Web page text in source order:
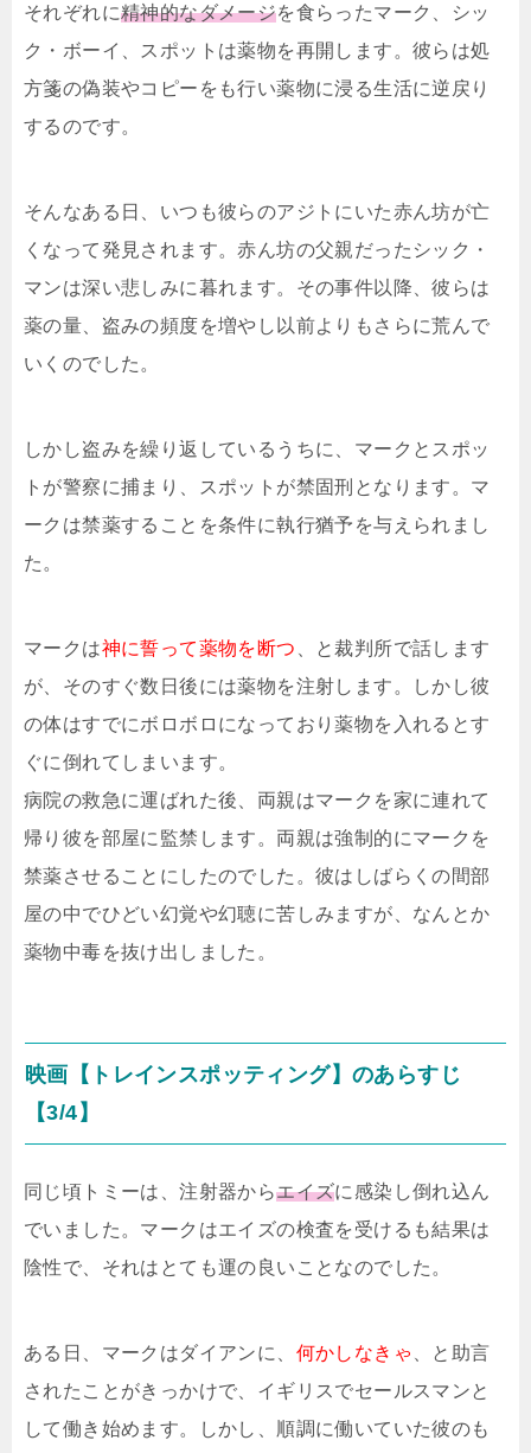
それぞれに精神的なダメージを食らったマーク、シッ
ク・ボーイ、スポットは薬物を再開します。彼らは処
方箋の偽装やコピーをも行い薬物に浸る生活に逆戻り
するのです。
そんなある日、いつも彼らのアジトにいた赤ん坊が亡
くなって発見されます。赤ん坊の父親だったシック・
マンは深い悲しみに暮れます。その事件以降、彼らは
薬の量、盗みの頻度を増やし以前よりもさらに荒んで
いくのでした。
しかし盗みを繰り返しているうちに、マークとスポッ
トが警察に捕まり、スポットが禁固刑となります。マ
ークは禁薬することを条件に執行猶予を与えられまし
た。
マークは神に誓って薬物を断つ 、と裁判所で話します
が、そのすぐ数日後には薬物を注射します。しかし彼
の体はすでにボロボロになっており薬物を入れるとす
ぐに倒れてしまいます。
病院の救急に運ばれた後、両親はマークを家に連れて
帰り彼を部屋に監禁します。両親は強制的にマークを
禁薬させることにしたのでした。彼はしばらくの間部
屋の中でひどい幻覚や幻聴に苦しみますが、なんとか
薬物中毒を抜け出しました。
映画【トレインスポッティング】のあらすじ
【3/4】
同じ頃トミーは、注射器からエイズに感染し倒れ込ん
でいました。マークはエイズの検査を受けるも結果は
陰性で、それはとても運の良いことなのでした。
ある日、マークはダイアンに、 何かしなきゃ
、と助言
されたことがきっかけで、イギリスでセールスマンと
して働き始めます。しかし、順調に働いていた彼のも